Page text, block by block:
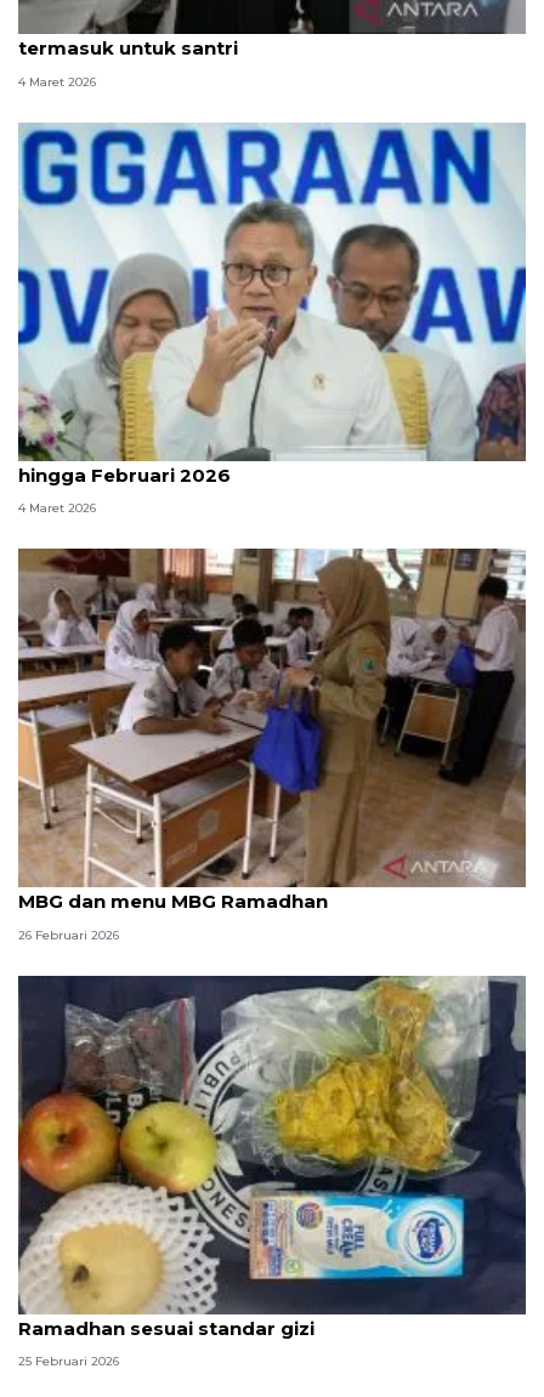
BGN pastikan MBG Ramadhan tepat sasaran,
termasuk untuk santri
4 Maret 2026
Pemerintah sebut penerima MBG capai 61,2 juta
hingga Februari 2026
4 Maret 2026
Humaniora kemarin, zakat tak digunakan untuk
MBG dan menu MBG Ramadhan
26 Februari 2026
SPPG Polda Kepri pastikan menu MBG selama
Ramadhan sesuai standar gizi
25 Februari 2026